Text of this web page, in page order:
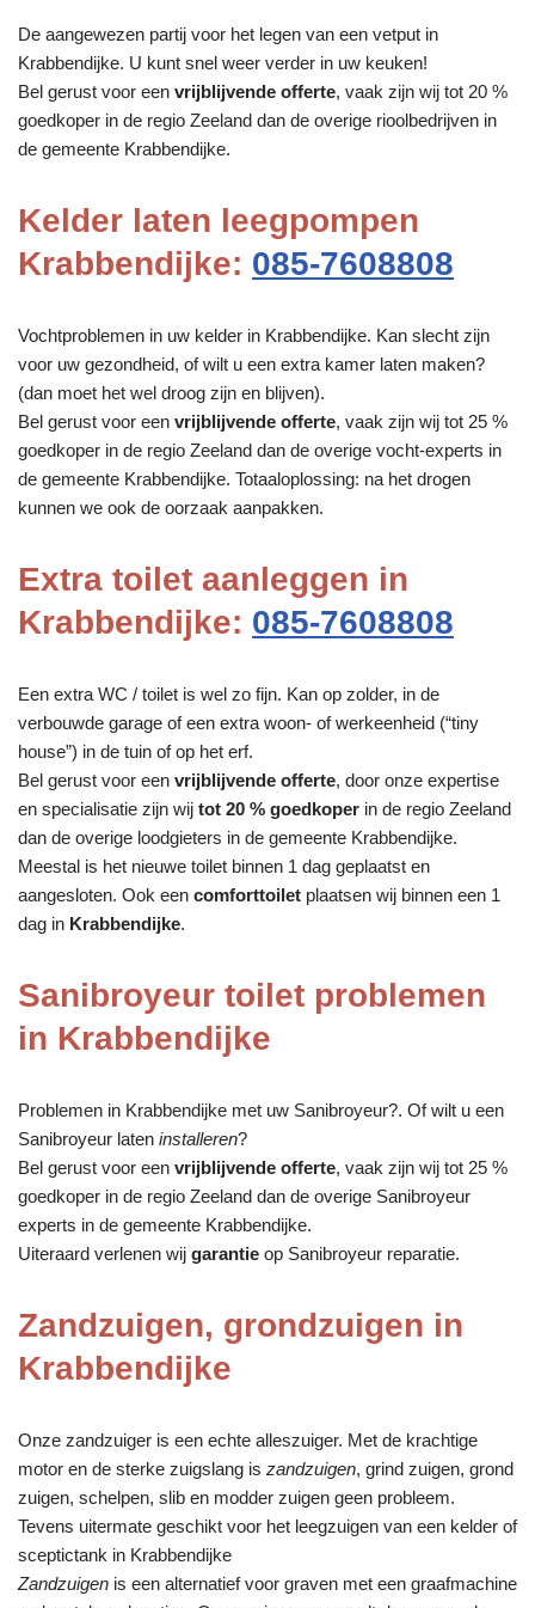
De aangewezen partij voor het legen van een vetput in
Krabbendijke. U kunt snel weer verder in uw keuken!
Bel gerust voor een vrijblijvende offerte, vaak zijn wij tot 20 %
goedkoper in de regio Zeeland dan de overige rioolbedrijven in
de gemeente Krabbendijke.
Kelder laten leegpompen
Krabbendijke: 085-7608808
Vochtproblemen in uw kelder in Krabbendijke. Kan slecht zijn
voor uw gezondheid, of wilt u een extra kamer laten maken?
(dan moet het wel droog zijn en blijven).
Bel gerust voor een vrijblijvende offerte, vaak zijn wij tot 25 %
goedkoper in de regio Zeeland dan de overige vocht-experts in
de gemeente Krabbendijke. Totaaloplossing: na het drogen
kunnen we ook de oorzaak aanpakken.
Extra toilet aanleggen in
Krabbendijke: 085-7608808
Een extra WC / toilet is wel zo fijn. Kan op zolder, in de
verbouwde garage of een extra woon- of werkeenheid (“tiny
house”) in de tuin of op het erf.
Bel gerust voor een vrijblijvende offerte, door onze expertise
en specialisatie zijn wij tot 20 % goedkoper in de regio Zeeland
dan de overige loodgieters in de gemeente Krabbendijke.
Meestal is het nieuwe toilet binnen 1 dag geplaatst en
aangesloten. Ook een comforttoilet plaatsen wij binnen een 1
dag in Krabbendijke.
Sanibroyeur toilet problemen
in Krabbendijke
Problemen in Krabbendijke met uw Sanibroyeur?. Of wilt u een
Sanibroyeur laten installeren?
Bel gerust voor een vrijblijvende offerte, vaak zijn wij tot 25 %
goedkoper in de regio Zeeland dan de overige Sanibroyeur
experts in de gemeente Krabbendijke.
Uiteraard verlenen wij garantie op Sanibroyeur reparatie.
Zandzuigen, grondzuigen in
Krabbendijke
Onze zandzuiger is een echte alleszuiger. Met de krachtige
motor en de sterke zuigslang is zandzuigen, grind zuigen, grond
zuigen, schelpen, slib en modder zuigen geen probleem.
Tevens uitermate geschikt voor het leegzuigen van een kelder of
sceptictank in Krabbendijke
Zandzuigen is een alternatief voor graven met een graafmachine